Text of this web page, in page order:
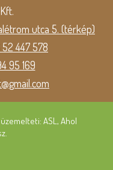
utca 5. (térkép)
52 447 578
95 169
ASL, Ahol